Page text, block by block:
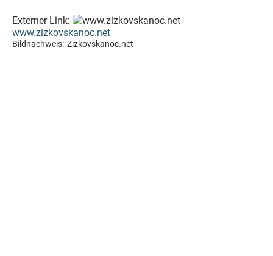
Externer Link:
www.zizkovskanoc.net
Bildnachweis: Zizkovskanoc.net